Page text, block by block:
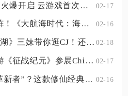
攒，不满足资源条件会直接阻断创
建流程，准备阶段还需要提前构思
剑网3怀旧服30日火爆开启 云游戏首次亮相CJ打造舒适畅玩体验 02-17
开心麻花爆笑助阵！《大航海时代：海上霸主》亮相China Joy 02-16
《剑网3：指尖江湖》三妹带你逛CJ！还有惊喜嘉宾现场约定你！ 02-18
史诗魔幻策略手游《征战纪元》参展ChinaJoy，SLG与放置融合玩法来袭 02-17
MMO品类再现“革新者”？这款修仙经典IP产品在尝试破局 02-16